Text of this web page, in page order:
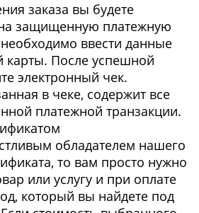
заказа вы будете
защищенную платежную
ввести данные
карты. После успешной
электронный чек.
в чеке, содержит все
платежной транзакции.
обладателем нашего
то вам просто нужно
или услугу и при оплате
который вы найдете под